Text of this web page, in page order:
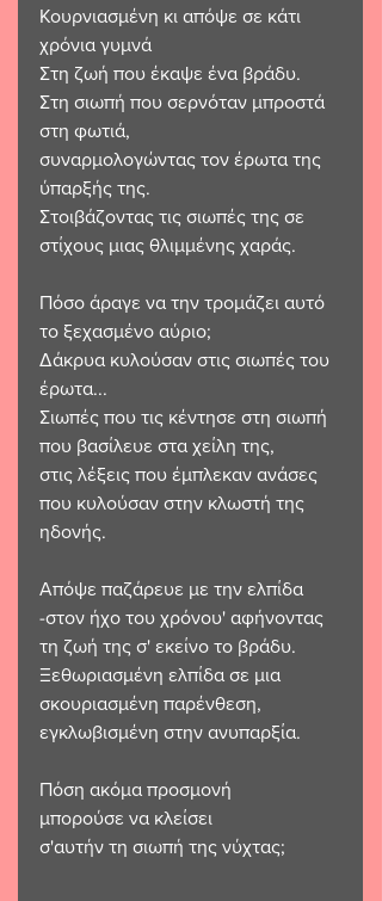
Κουρνιασμένη κι απόψε σε κάτι
χρόνια γυμνά
Στη ζωή που έκαψε ένα βράδυ.
Στη σιωπή που σερνόταν μπροστά
στη φωτιά,
συναρμολογώντας τον έρωτα της
ύπαρξής της.
Στοιβάζοντας τις σιωπές της σε
στίχους μιας θλιμμένης χαράς.
Πόσο άραγε να την τρομάζει αυτό
το ξεχασμένο αύριο;
Δάκρυα κυλούσαν στις σιωπές του
έρωτα...
Σιωπές που τις κέντησε στη σιωπή
που βασίλευε στα χείλη της,
στις λέξεις που έμπλεκαν ανάσες
που κυλούσαν στην κλωστή της
ηδονής.
Απόψε παζάρευε με την ελπίδα
-στον ήχο του χρόνου' αφήνοντας
τη ζωή της σ' εκείνο το βράδυ.
Ξεθωριασμένη ελπίδα σε μια
σκουριασμένη παρένθεση,
εγκλωβισμένη στην ανυπαρξία.
Πόση ακόμα προσμονή
μπορούσε να κλείσει
σ'αυτήν τη σιωπή της νύχτας;